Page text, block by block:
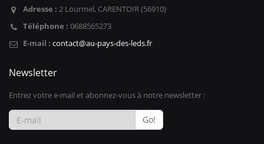
Adresse : 2 Lourmel, CARENTOIR (56910)
Téléphone : 0688565273
E-mail : contact@au-pays-des-leds.fr
Newsletter
Entrez votre e-mail et abonnez-vous à notre newsletter :
Go!